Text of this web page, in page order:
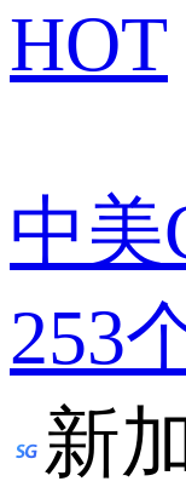
HOT
中美
253
新